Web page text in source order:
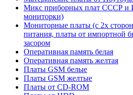
Микс приборных плат СССР
мониторки)
Мониторные платы (с 2х
питания, платы от импортной
засором
Оперативная память белая
Оперативная память желтая
Платы GSM белые
Платы GSM желтые
Платы от CD-ROM